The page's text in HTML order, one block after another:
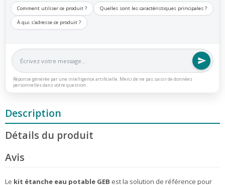
Comment utiliser ce produit ? Quelles sont les caractéristiques principales ?
À qui s'adresse ce produit ?
Réponse générée par une intelligence artificielle. Merci de ne pas saisir de données
personnelles dans votre question.
Description
Détails du produit
Avis
Le kit étanche eau potable GEB est la solution de référence pour